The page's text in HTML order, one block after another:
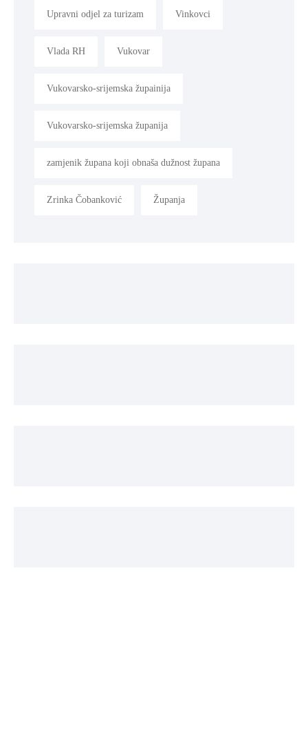
Upravni odjel za turizam Vinkovci
Vlada RH Vukovar
Vukovarsko-srijemska župainija
Vukovarsko-srijemska županija
zamjenik župana koji obnaša dužnost župana
Zrinka Čobanković Županja